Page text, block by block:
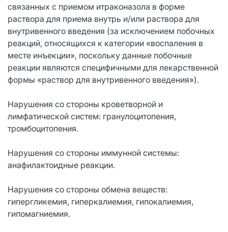
связанных с приемом итраконазола в форме
раствора для приема внутрь и/или раствора для
внутривенного введения (за исключением побочных
реакций, относящихся к категории «воспаления в
месте инъекции», поскольку данные побочные
реакции являются специфичными для лекарственной
формы «раствор для внутривенного введения»).
Нарушения со стороны кроветворной и
лимфатической систем: гранулоцитопения,
тромбоцитопения.
Нарушения со стороны иммунной системы:
анафилактоидные реакции.
Нарушения со стороны обмена веществ:
гипергликемия, гиперкалиемия, гипокалиемия,
гипомагниемия.